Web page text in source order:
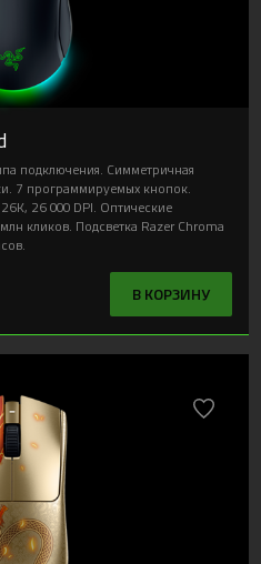
подключения. Симметричная
7 программируемых кнопок.
26 000 DPI. Оптические
кликов. Подсветка Razer Chroma
В КОРЗИНУ